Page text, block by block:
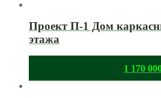
Проект П-1 Дом
этажа
1 170